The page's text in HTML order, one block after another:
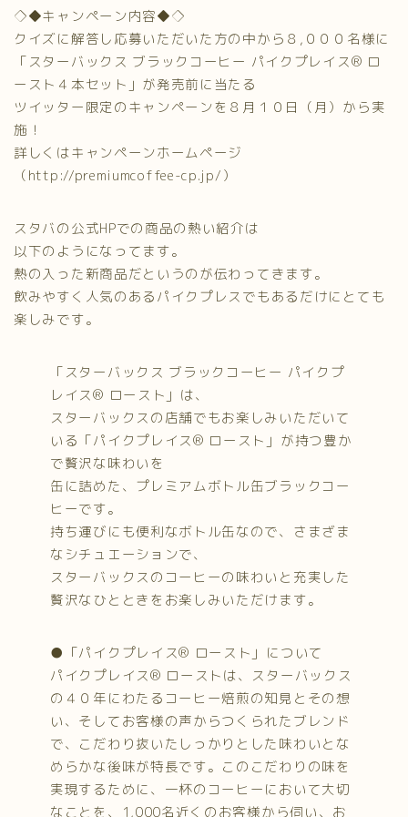
◇◆キャンペーン内容◆◇
クイズに解答し応募いただいた方の中から８,０００名様に
「スターバックス ブラックコーヒー パイクプレイス® ロ
ースト４本セット」が発売前に当たる
ツイッター限定のキャンペーンを８月１０日（月）から実
施！
詳しくはキャンペーンホームページ
（http://premiumcoffee-cp.jp/）
スタバの公式HPでの商品の熱い紹介は
以下のようになってます。
熱の入った新商品だというのが伝わってきます。
飲みやすく人気のあるパイクプレスでもあるだけにとても
楽しみです。
「スターバックス ブラックコーヒー パイクプ
レイス® ロースト」は、
スターバックスの店舗でもお楽しみいただいて
いる「パイクプレイス® ロースト」が持つ豊か
で贅沢な味わいを
缶に詰めた、プレミアムボトル缶ブラックコー
ヒーです。
持ち運びにも便利なボトル缶なので、さまざま
なシチュエーションで、
スターバックスのコーヒーの味わいと充実した
贅沢なひとときをお楽しみいただけます。
●「パイクプレイス® ロースト」について
パイクプレイス® ローストは、スターバックス
の４０年にわたるコーヒー焙煎の知見とその想
い、そしてお客様の声からつくられたブレンド
で、こだわり抜いたしっかりとした味わいとな
めらかな後味が特長です。このこだわりの味を
実現するために、一杯のコーヒーにおいて大切
なことを、1,000名近くのお客様から伺い、お